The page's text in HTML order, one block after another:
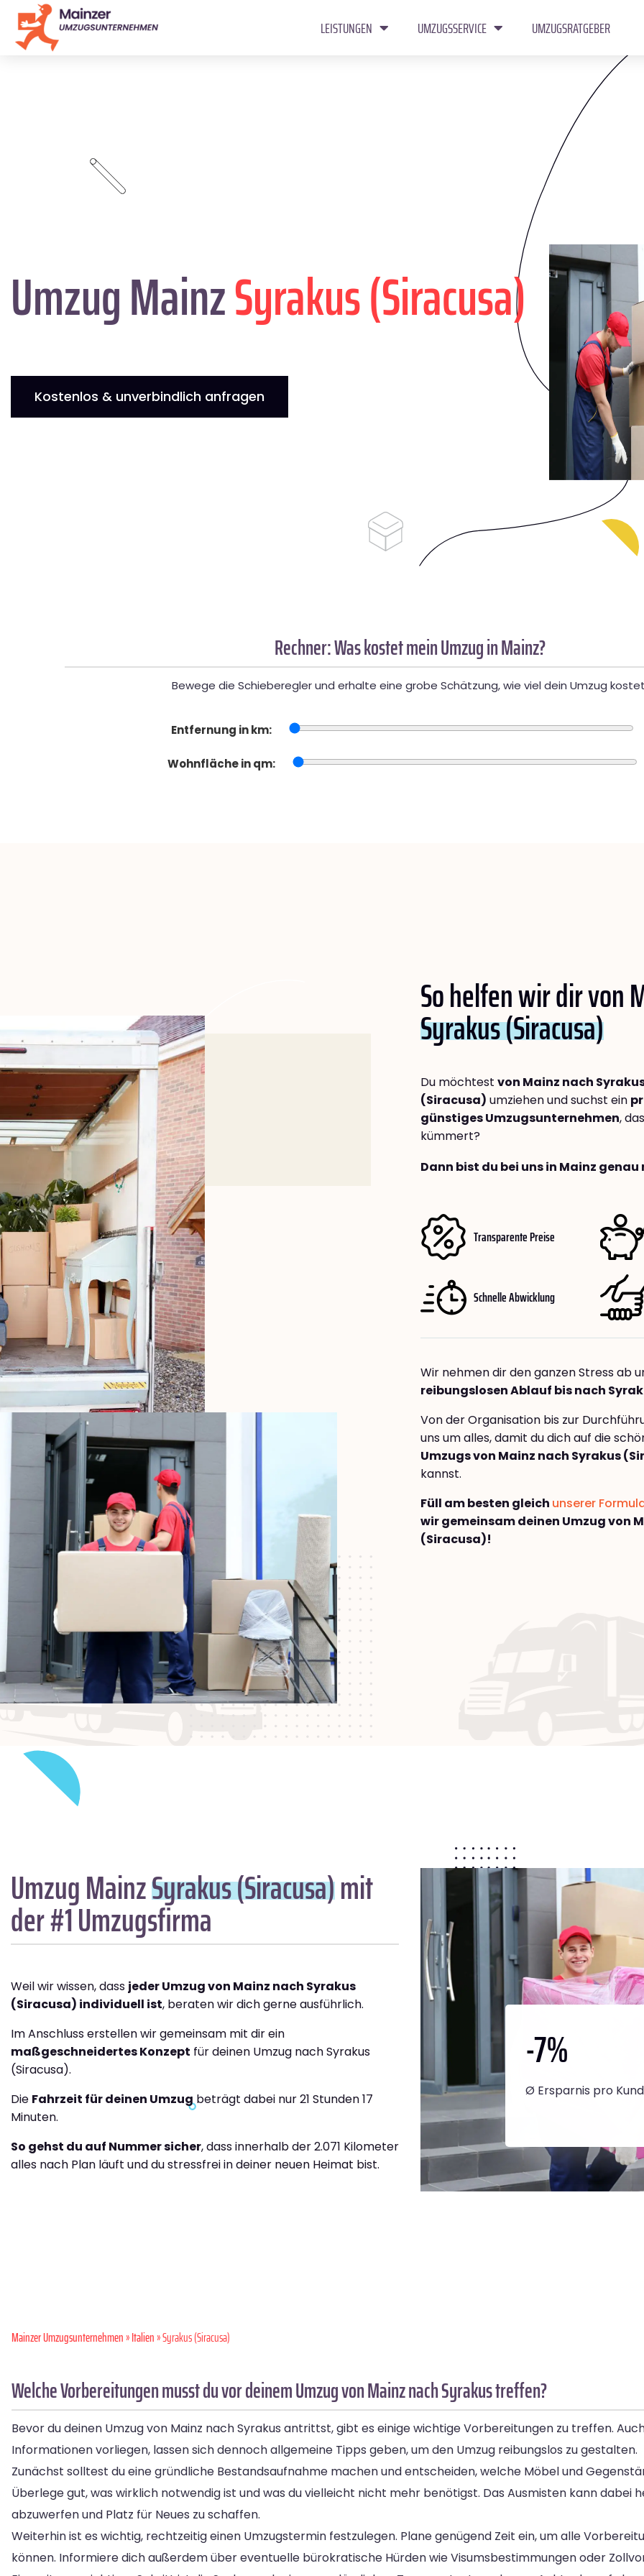
LEISTUNGEN UMZUGSSERVICE UMZUGSRATGEBER
Umzug MainzSyrakus (Siracusa)
Kostenlos & unverbindlich anfragen
Rechner: Was kostet mein Umzug in Mainz?
Bewege die Schieberegler und erhalte eine grobe Schätzung, wie viel dein Umzug
Entfernung in km:
Wohnfläche in qm:
So helfen wir dir von
Syrakus (Siracusa)
Du möchtest von Mainz nach
(Siracusa) umziehen und suchst ein
günstiges Umzugsunternehmen,
kümmert?
Dann bist du bei uns in Mainz
Transparente Preise
Schnelle Abwicklung
Wir nehmen dir den ganzen Stress ab
reibungslosen Ablauf bis nach
Von der Organisation bis zur
uns um alles, damit du dich auf die
Umzugs von Mainz nach Syrakus
kannst.
Füll am besten gleich unserer
wir gemeinsam deinen Umzug von
(Siracusa)!
Umzug MainzSyrakus (Siracusa)mit
der #1 Umzugsfirma
Weil wir wissen, dass jeder Umzug von Mainz nach Syrakus
(Siracusa) individuell ist, beraten wir dich gerne ausführlich.
Im Anschluss erstellen wir gemeinsam mit dir ein
maßgeschneidertes Konzept für deinen Umzug nach Syrakus
(Siracusa).
Die Fahrzeit für deinen Umzugbeträgt dabei nur 21 Stunden 17
Minuten.
So gehst du auf Nummer sicher, dass innerhalb der 2.071 Kilometer
alles nach Plan läuft und du stressfrei in deiner neuen Heimat bist.
-7%
Ø Ersparnis pro
Mainzer Umzugsunternehmen»Italien» Syrakus (Siracusa)
Welche Vorbereitungen musst du vor deinem Umzug von Mainz nach Syrakus treffen?
Bevor du deinen Umzug von Mainz nach Syrakus antrittst, gibt es einige wichtige Vorbereitungen zu treffen.
Informationen vorliegen, lassen sich dennoch allgemeine Tipps geben, um den Umzug reibungslos zu gestalten.
Zunächst solltest du eine gründliche Bestandsaufnahme machen und entscheiden, welche Möbel und
Überlege gut, was wirklich notwendig ist und was du vielleicht nicht mehr benötigst. Das Ausmisten kann dabei
abzuwerfen und Platz für Neues zu schaffen.
Weiterhin ist es wichtig, rechtzeitig einen Umzugstermin festzulegen. Plane genügend Zeit ein, um alle
können. Informiere dich außerdem über eventuelle bürokratische Hürden wie Visumsbestimmungen oder